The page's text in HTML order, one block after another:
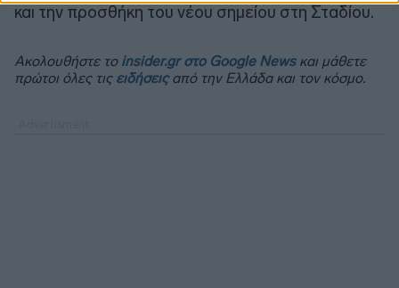
και την προσθήκη του νέου σημείου στη Σταδίου.
Ακολουθήστε το insider.gr στο Google Newsκαι μάθετε
πρώτοι όλες τις ειδήσειςαπό την Ελλάδα και τον κόσμο.